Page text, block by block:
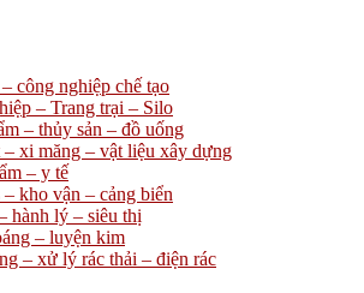
công nghiệp chế tạo
– Trang trại – Silo
– thủy sản – đồ uống
– xi măng – vật liệu xây dựng
– y tế
kho vận – cảng biển
hành lý – siêu thị
– luyện kim
– xử lý rác thải – điện rác